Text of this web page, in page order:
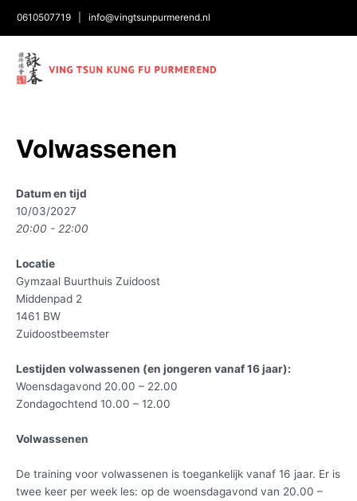
0610507719| info@vingtsunpurmerend.nl
Volwassenen
Datum en tijd
10/03/2027
20:00 - 22:00
Locatie
Gymzaal Buurthuis Zuidoost
Middenpad 2
1461 BW
Zuidoostbeemster
Lestijden volwassenen (en jongeren vanaf 16 jaar):
Woensdagavond 20.00 – 22.00
Zondagochtend 10.00 – 12.00
Volwassenen
De training voor volwassenen is toegankelijk vanaf 16 jaar. Er is
twee keer per week les: op de woensdagavond van 20.00 –
navigatie